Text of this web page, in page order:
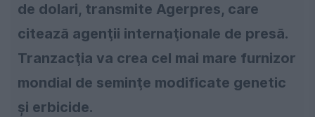
de dolari, transmite Agerpres, care
citează agenţii internaţionale de presă.
Tranzacţia va crea cel mai mare furnizor
mondial de seminţe modificate genetic
şi erbicide.